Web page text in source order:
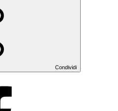
Condividi